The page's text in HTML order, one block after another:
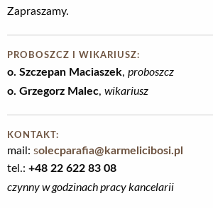
Zapraszamy.
PROBOSZCZ I WIKARIUSZ:
o. Szczepan Maciaszek, proboszcz
o. Grzegorz Malec, wikariusz
KONTAKT:
mail: solecparafia@karmelicibosi.pl
tel.: +48 22 622 83 08
czynny w godzinach pracy kancelarii